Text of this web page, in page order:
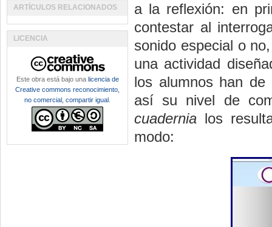
a la reflexión: en
contestar al
sonido especial o
una actividad
los alumnos han de
así su nivel de
cuadernia los
modo:
ARTÍCULOS RELACIONADOS
LICENCIA
Este obra está bajo una licencia de
Creative commons reconocimiento,
no comercial, compartir igual